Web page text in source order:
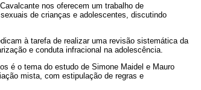
nos oferecem um trabalho de
de crianças e adolescentes, discutindo
à tarefa de realizar uma revisão sistemática da
e conduta infracional na adolescência.
é o tema do estudo de Simone Maidel e Mauro
mista, com estipulação de regras e